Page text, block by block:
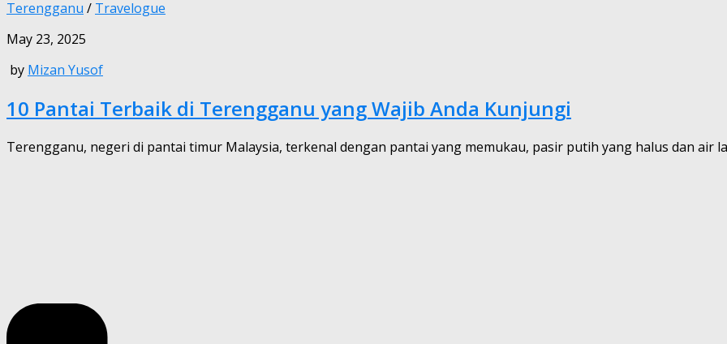
Terengganu / Travelogue
May 23, 2025
by Mizan Yusof
10 Pantai Terbaik di Terengganu yang Wajib Anda Kunjungi
Terengganu, negeri di pantai timur Malaysia, terkenal dengan pantai yang memukau, pasir putih yang halus dan air